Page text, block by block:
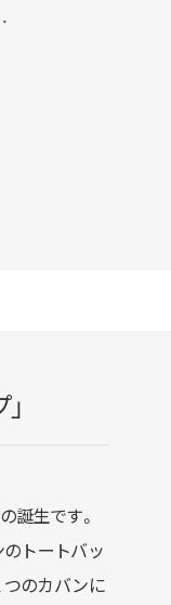
誕生です。
トートバッ
つのカバンに